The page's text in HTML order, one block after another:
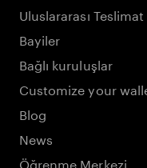
Uluslararası Teslimat
Bayiler
Bağlı kuruluşlar
Customize your
Blog
News
Öğrenme Merkezi